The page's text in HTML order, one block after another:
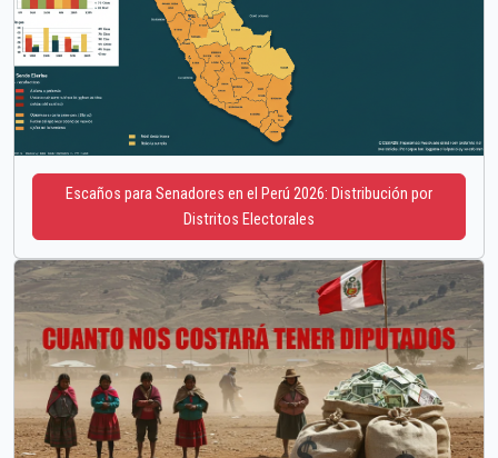
Escaños para Senadores en el Perú 2026: Distribución por
Distritos Electorales